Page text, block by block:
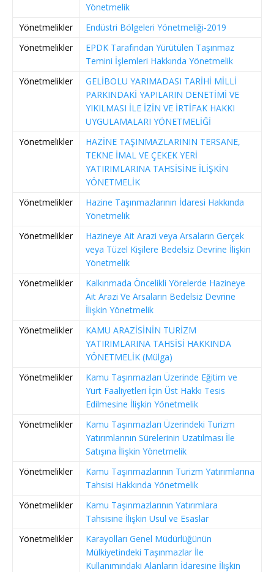
Yönetmelik
Yönetmelikler
Endüstri Bölgeleri Yönetmeliği-2019
Yönetmelikler
EPDK Tarafından Yürütülen Taşınmaz
Temini İşlemleri Hakkında Yönetmelik
Yönetmelikler
GELİBOLU YARIMADASI TARİHİ MİLLİ
PARKINDAKİ YAPILARIN DENETİMİ VE
YIKILMASI İLE İZİN VE İRTİFAK HAKKI
UYGULAMALARI YÖNETMELİĞİ
Yönetmelikler
HAZİNE TAŞINMAZLARININ TERSANE,
TEKNE İMAL VE ÇEKEK YERİ
YATIRIMLARINA TAHSİSİNE İLİŞKİN
YÖNETMELİK
Yönetmelikler
Hazine Taşınmazlarının İdaresi Hakkında
Yönetmelik
Yönetmelikler
Hazineye Ait Arazi veya Arsaların Gerçek
veya Tüzel Kişilere Bedelsiz Devrine İlişkin
Yönetmelik
Yönetmelikler
Kalkınmada Öncelikli Yörelerde Hazineye
Ait Arazi Ve Arsaların Bedelsiz Devrine
İlişkin Yönetmelik
Yönetmelikler
KAMU ARAZİSİNİN TURİZM
YATIRIMLARINA TAHSİSİ HAKKINDA
YÖNETMELİK (Mülga)
Yönetmelikler
Kamu Taşınmazları Üzerinde Eğitim ve
Yurt Faaliyetleri İçin Üst Hakkı Tesis
Edilmesine İlişkin Yönetmelik
Yönetmelikler
Kamu Taşınmazları Üzerindeki Turizm
Yatırımlarının Sürelerinin Uzatılması İle
Satışına İlişkin Yönetmelik
Yönetmelikler
Kamu Taşınmazlarının Turizm Yatırımlarına
Tahsisi Hakkında Yönetmelik
Yönetmelikler
Kamu Taşınmazlarının Yatırımlara
Tahsisine İlişkin Usul ve Esaslar
Yönetmelikler
Karayolları Genel Müdürlüğünün
Mülkiyetindeki Taşınmazlar İle
Kullanımındaki Alanların İdaresine İlişkin